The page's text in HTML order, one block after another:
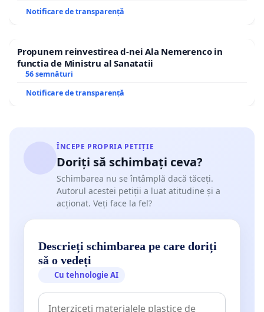
Notificare de transparență
Propunem reinvestirea d-nei Ala Nemerenco in
functia de Ministru al Sanatatii
56 semnături
Notificare de transparență
ÎNCEPE PROPRIA PETIȚIE
Doriți să schimbați ceva?
Schimbarea nu se întâmplă dacă tăceți.
Autorul acestei petiții a luat atitudine și a
acționat. Veți face la fel?
Descrieți schimbarea pe care doriți
să o vedeți
Cu tehnologie AI